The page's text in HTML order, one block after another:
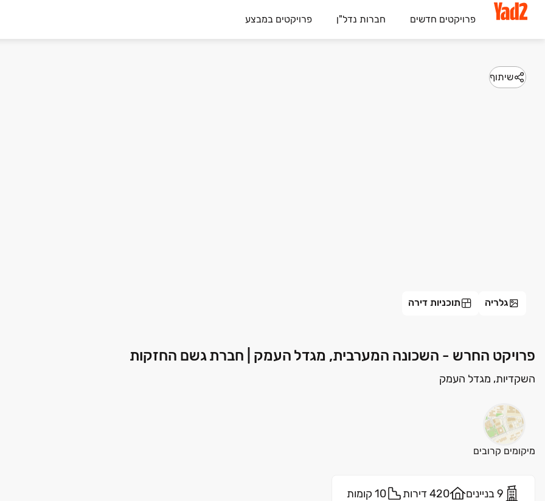
פרויקטים חדשים חברות נדל"ן פרויקטים במבצע
שיתוף
גלריה תוכניות דירה
פרויקט החרש - השכונה המערבית, מגדל העמק | חברת גשם החזקות
השקדיות, מגדל העמק
מיקומים קרובים
9 בניינים 420 דירות 10 קומות